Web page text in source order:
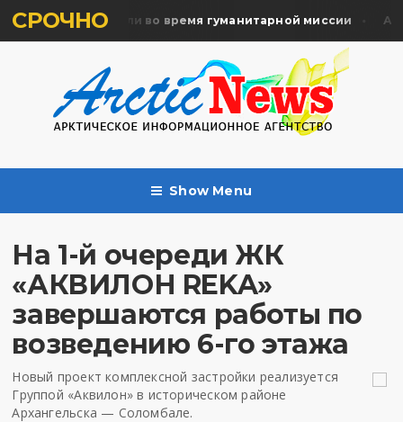
СРОЧНО
жертв почтили во время гуманитарной миссии
Show Menu
На 1-й очереди ЖК
«АКВИЛОН REKA»
завершаются работы по
возведению 6-го этажа
Новый проект комплексной застройки реализуется
Группой «Аквилон» в историческом районе
Архангельска — Соломбале.